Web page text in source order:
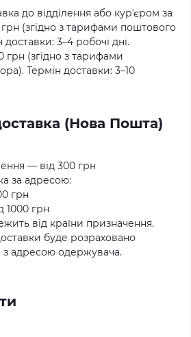
до відділення або курʼєром за
(згідно з тарифами поштового
3–4 робочі дні.
грн (згідно з тарифами
Термін доставки: 3–10
(Нова Пошта)
— від 300 грн
за адресою:
грн
1000 грн
від країни призначення.
буде розраховано
з адресою одержувача.